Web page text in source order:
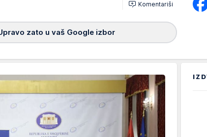
Komentariši
zato u vaš Google izbor